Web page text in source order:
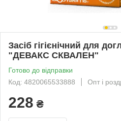
Засіб гігієнічний для
"ДЕВАКС СКВАЛЕН"
Готово до відправки
Код: 4820065533888
Опт і
228 ₴